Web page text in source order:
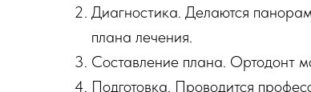
Диагностика. Делаются
плана лечения.
Составление плана. Ортодонт
Подготовка. Проводится